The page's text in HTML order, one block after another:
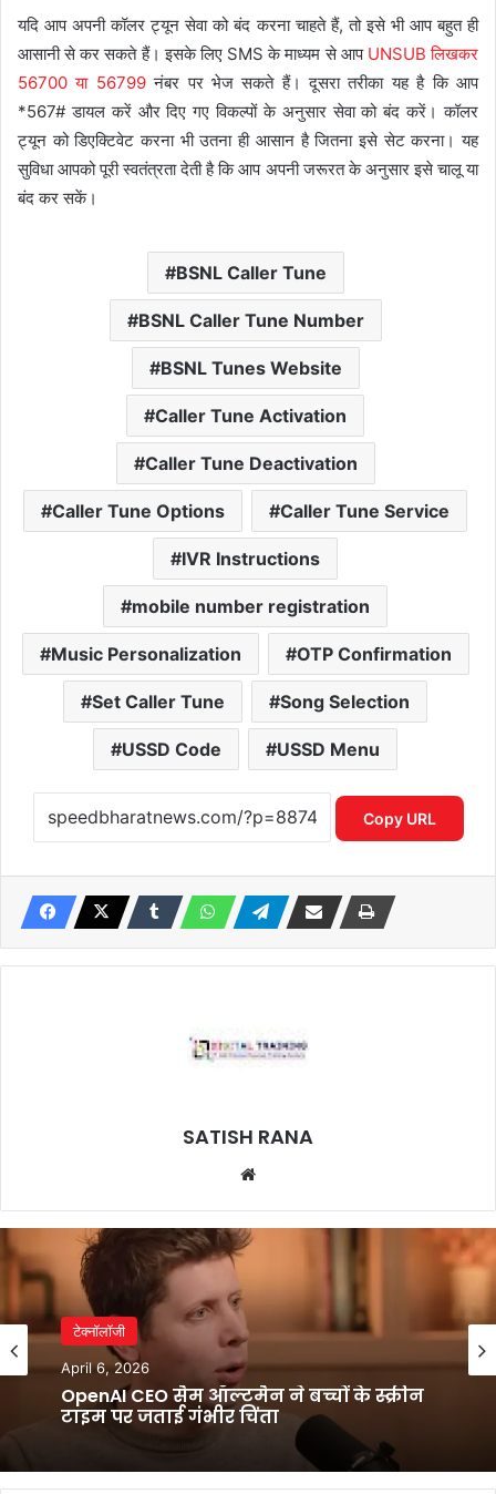
यदि आप अपनी कॉलर ट्यून सेवा को बंद करना चाहते हैं, तो इसे भी आप बहुत ही
आसानी से कर सकते हैं। इसके लिए SMS के माध्यम से आप UNSUB लिखकर
56700 या 56799नंबर पर भेज सकते हैं। दूसरा तरीका यह है कि आप
*567# डायल करें और दिए गए विकल्पों के अनुसार सेवा को बंद करें। कॉलर
ट्यून को डिएक्टिवेट करना भी उतना ही आसान है जितना इसे सेट करना। यह
सुविधा आपको पूरी स्वतंत्रता देती है कि आप अपनी जरूरत के अनुसार इसे चालू या
बंद कर सकें।
BSNL Caller Tune
BSNL Caller Tune Number
BSNL Tunes Website
Caller Tune Activation
Caller Tune Deactivation
Caller Tune Options Caller Tune Service
IVR Instructions
mobile number registration
Music Personalization OTP Confirmation
Set Caller Tune Song Selection
USSD Code USSD Menu
Copy URL
SATISH RANA
टेक्नॉलॉजी
April 6, 2026
OpenAI CEO सैम ऑल्टमैन ने बच्चों के स्क्रीन
टाइम पर जताई गंभीर चिंता